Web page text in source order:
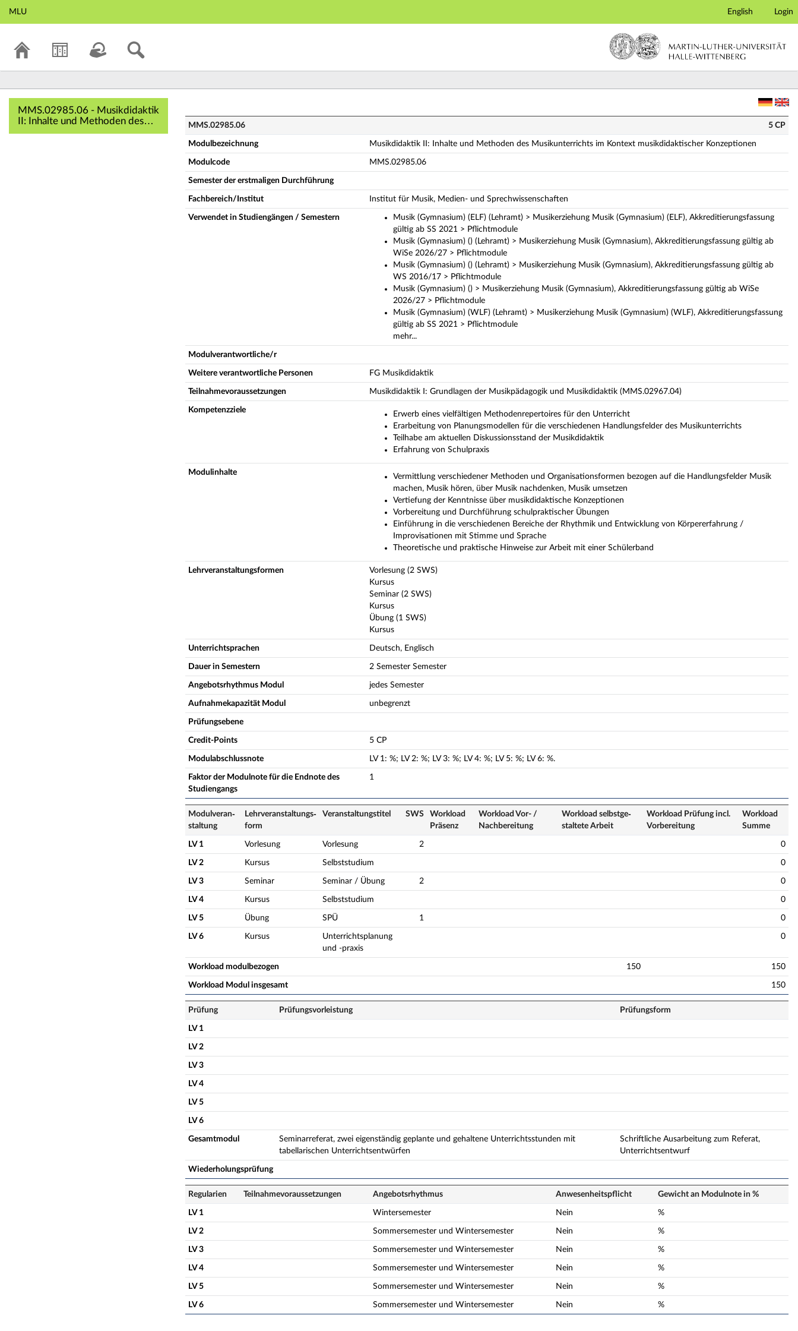
Hauptnavigation
MLU English Login
MMS.02985.06 - Musikdidaktik
II: Inhalte und Methoden des
Musikunterrichts im Kontext
MMS.02985.06 - Musikdidaktik II: Inhalte und Methoden des Musikunterrichts im Kontext musikdidaktischer Konzeptionen
MMS.02985.06 5 CP
Modulbezeichnung Musikdidaktik II: Inhalte und Methoden des Musikunterrichts im Kontext musikdidaktischer Konzeptionen
Modulcode MMS.02985.06
Semester der erstmaligen Durchführung
Fachbereich/Institut Institut für Musik, Medien- und Sprechwissenschaften
Verwendet in Studiengängen / Semestern
Musik (Gymnasium) (ELF) (Lehramt) > Musikerziehung Musik (Gymnasium) (ELF), Akkreditierungsfassung
gültig ab SS 2021 > Pflichtmodule
Musik (Gymnasium) () (Lehramt) > Musikerziehung Musik (Gymnasium), Akkreditierungsfassung gültig ab
WiSe 2026/27 > Pflichtmodule
Musik (Gymnasium) () (Lehramt) > Musikerziehung Musik (Gymnasium), Akkreditierungsfassung gültig ab
WS 2016/17 > Pflichtmodule
Musik (Gymnasium) () > Musikerziehung Musik (Gymnasium), Akkreditierungsfassung gültig ab WiSe
2026/27 > Pflichtmodule
Musik (Gymnasium) (WLF) (Lehramt) > Musikerziehung Musik (Gymnasium) (WLF), Akkreditierungsfassung
gültig ab SS 2021 > Pflichtmodule
mehr...
Modulverantwortliche/r
Weitere verantwortliche Personen FG Musikdidaktik
Teilnahmevoraussetzungen Musikdidaktik I: Grundlagen der Musikpädagogik und Musikdidaktik (MMS.02967.04)
Kompetenzziele
Erwerb eines vielfältigen Methodenrepertoires für den Unterricht
Erarbeitung von Planungsmodellen für die verschiedenen Handlungsfelder des Musikunterrichts
Teilhabe am aktuellen Diskussionsstand der Musikdidaktik
Erfahrung von Schulpraxis
Modulinhalte
Vermittlung verschiedener Methoden und Organisationsformen bezogen auf die Handlungsfelder Musik
machen, Musik hören, über Musik nachdenken, Musik umsetzen
Vertiefung der Kenntnisse über musikdidaktische Konzeptionen
Vorbereitung und Durchführung schulpraktischer Übungen
Einführung in die verschiedenen Bereiche der Rhythmik und Entwicklung von Körpererfahrung /
Improvisationen mit Stimme und Sprache
Theoretische und praktische Hinweise zur Arbeit mit einer Schülerband
Lehrveranstaltungsformen
Vorlesung (2 SWS)
Kursus
Seminar (2 SWS)
Kursus
Übung (1 SWS)
Kursus
Unterrichtsprachen Deutsch, Englisch
Dauer in Semestern 2 Semester Semester
Angebotsrhythmus Modul jedes Semester
Aufnahmekapazität Modul unbegrenzt
Prüfungsebene
Credit-Points 5 CP
Modulabschlussnote LV 1: %; LV 2: %; LV 3: %; LV 4: %; LV 5: %; LV 6: %.
Faktor der Modulnote für die Endnote des
Studiengangs
1
Modulveran­
staltung
Lehrveranstaltungs­
form
Veranstaltungs­titel SWS
Workload
Präsenz
Workload Vor- /
Nach­bereitung
Workload selbstge­
staltete Arbeit
Workload Prüfung incl.
Vorbereitung
Workload
Summe
LV 1 Vorlesung Vorlesung 2 0
LV 2 Kursus Selbststudium 0
LV 3 Seminar Seminar / Übung 2 0
LV 4 Kursus Selbststudium 0
LV 5 Übung SPÜ 1 0
LV 6 Kursus
Unterrichtsplanung
und -praxis
0
Workload modulbezogen 150 150
Workload Modul insgesamt 150
Prüfung Prüfungsvorleistung Prüfungsform
LV 1
LV 2
LV 3
LV 4
LV 5
LV 6
Gesamtmodul
Seminarreferat, zwei eigenständig geplante und gehaltene Unterrichtsstunden mit
tabellarischen Unterrichtsentwürfen
Schriftliche Ausarbeitung zum Referat,
Unterrichtsentwurf
Wiederholungsprüfung
Regularien Teilnahme­voraussetzungen Angebots­rhythmus Anwesenheits­pflicht Gewicht an Modulnote in %
LV 1 Wintersemester Nein %
LV 2 Sommersemester und Wintersemester Nein %
LV 3 Sommersemester und Wintersemester Nein %
LV 4 Sommersemester und Wintersemester Nein %
LV 5 Sommersemester und Wintersemester Nein %
LV 6 Sommersemester und Wintersemester Nein %